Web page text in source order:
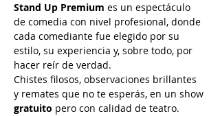
Stand Up Premium es un espectáculo
de comedia con nivel profesional, donde
cada comediante fue elegido por su
estilo, su experiencia y, sobre todo, por
hacer reír de verdad.
Chistes filosos, observaciones brillantes
y remates que no te esperás, en un show
gratuito pero con calidad de teatro.